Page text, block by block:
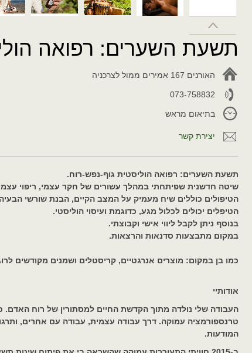
תשעת השערים: רפואה
האורנים 167 אמירים ממול לצרכניה
073-758832
בתיאום מראש
יצירת קשר
תשעת השערים: רפואה הוליסטית גוף-נפש-רוח.
שיטה חדשנית שפיתחתי במהלך עשורים של חקר עצמי, ריפוי
הטיפולים כוללים שיח מעמיק על המצב הקיים, הבנת שורשי
הטיפלים יכולים לכלול מגע, כדוגמת ועיסוי הוליסטי.
בנוסף ניתן לקבל ליווי אישי וקבוצתי.
במקום מתבצעות סדנאות והרצאות.
כמו בן במקום: מוצרים אנרגטיים, קריסטלים ושמנים מקודשים
אודותיי
העבודה שלי נולדה מתוך הקדשת החיים למסתורין של רוח האדם.
טרנספורמציה עמוקה. דרך עבודה עצמית, עבודה עם אחרים,
המודעות.